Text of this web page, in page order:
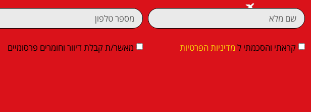
קראתי והסכמתי ל מדיניות הפרטיות מאשר/ת קבלת דיוור וחומרים פרסומיים